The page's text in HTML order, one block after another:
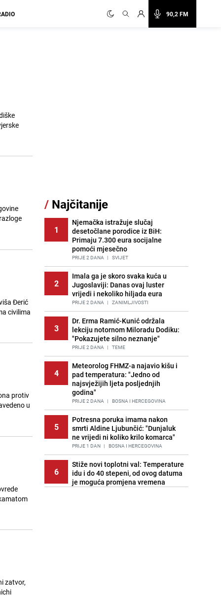
90,2 FM
Đerić
civilima
protiv
u
zatvor,
/ Najčitanije
1
Njemačka istražuje slučaj
desetočlane porodice iz BiH:
Primaju 7.300 eura socijalne
pomoći mjesečno
PRIJE 2 DANA | SVIJET
2
Imala ga je skoro svaka kuća u
Jugoslaviji: Danas ovaj luster
vrijedi i nekoliko hiljada eura
PRIJE 2 DANA | ZANIMLJIVOSTI
3
Dr. Erma Ramić-Kunić održala
lekciju notornom Miloradu Dodiku:
"Pokazujete silno neznanje"
PRIJE 2 DANA | TEME
4
Meteorolog FHMZ-a najavio kišu i
pad temperatura: "Jedno od
najsvježijih ljeta posljednjih
godina"
PRIJE 2 DANA | BOSNA I HERCEGOVINA
5
Potresna poruka imama nakon
smrti Aldine Ljubunčić: "Dunjaluk
ne vrijedi ni koliko krilo komarca"
PRIJE 1 DAN | BOSNA I HERCEGOVINA
6
Stiže novi toplotni val: Temperature
idu i do 40 stepeni, od ovog datuma
je moguća promjena vremena